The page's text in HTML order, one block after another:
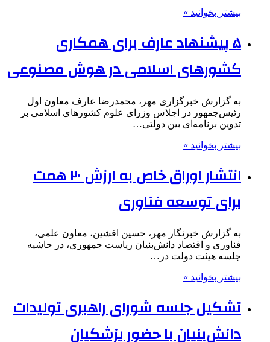
بیشتر بخوانید »
۵ پیشنهاد عارف برای همکاری
کشورهای اسلامی در هوش مصنوعی
به گزارش خبرگزاری مهر، محمدرضا عارف معاون اول
رئیس‌جمهور در اجلاس وزرای علوم کشورهای اسلامی بر
تدوین برنامه‌ای بین دولتی…
بیشتر بخوانید »
انتشار اوراق خاص به ارزش ۲۰ همت
برای توسعه فناوری
به گزارش خبرنگار مهر، حسین افشین، معاون علمی،
فناوری و اقتصاد دانش‌بنیان ریاست جمهوری، در حاشیه
جلسه هیئت دولت در…
بیشتر بخوانید »
تشکیل جلسه شورای راهبری تولیدات
دانش‌بنیان با حضور پزشکیان